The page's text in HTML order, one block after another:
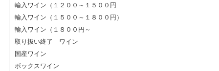
輸入ワイン（１２００～１５００円
輸入ワイン（１５００～１８００円）
輸入ワイン（１８００円～
取り扱い終了 ワイン
国産ワイン
ボックスワイン